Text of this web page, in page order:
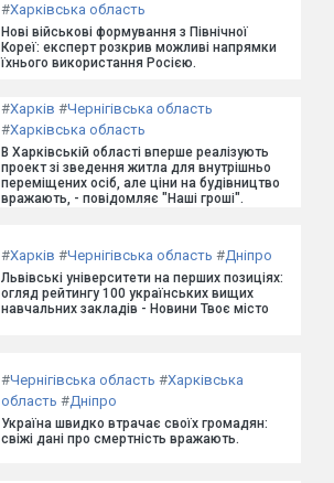
#Харківська область
Нові військові формування з Північної
Кореї: експерт розкрив можливі напрямки
їхнього використання Росією.
#Харків #Чернігівська область
#Харківська область
В Харківській області вперше реалізують
проект зі зведення житла для внутрішньо
переміщених осіб, але ціни на будівництво
вражають, - повідомляє "Наші гроші".
#Харків #Чернігівська область #Дніпро
Львівські університети на перших позиціях:
огляд рейтингу 100 українських вищих
навчальних закладів - Новини Твоє місто
#Чернігівська область #Харківська
область #Дніпро
Україна швидко втрачає своїх громадян:
свіжі дані про смертність вражають.